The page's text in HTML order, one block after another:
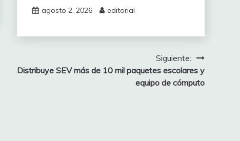
agosto 2, 2026 editorial
Siguiente:
Distribuye SEV más de 10 mil paquetes escolares y
equipo de cómputo